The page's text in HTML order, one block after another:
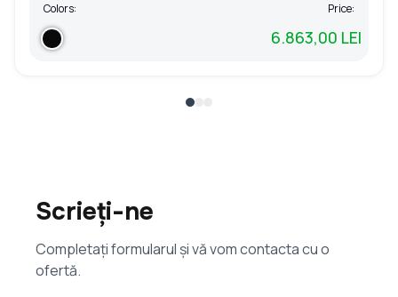
Colors: Price:
6.863,00 LEI
Scrieți-ne
Completați formularul și vă vom contacta cu o
ofertă.